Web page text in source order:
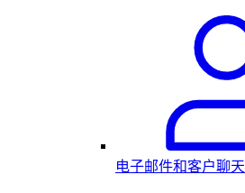
电子邮件和客户聊天